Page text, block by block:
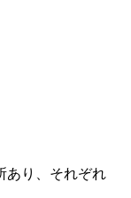
あり、それぞれ